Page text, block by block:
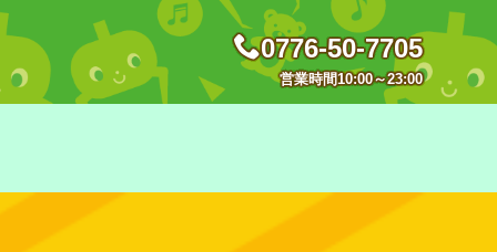
0776-50-7705
営業時間10:00～23:00